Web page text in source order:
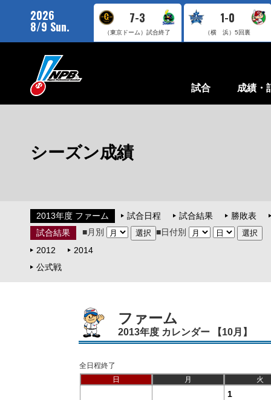
2026
8/9 Sun.
7-3
（東京ドーム）試合終了
1-0
（横 浜）5回裏
試合 成績・
シーズン成績
2013年度 ファーム 試合日程 試合結果
勝敗表
試合結果
■月別
■日付別
2012
2014
公式戦
ファーム
2013年度 カレンダー 【10月】
全日程終了
日
月 火
1